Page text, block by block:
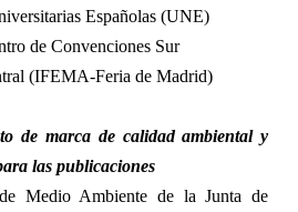
Españolas (UNE)
de Convenciones Sur
(IFEMA-Feria de Madrid)
de marca de calidad ambiental y
las publicaciones
Medio Ambiente de la Junta de